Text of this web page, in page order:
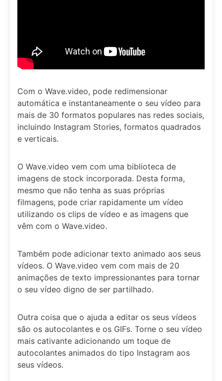
Com o Wave.video, pode redimensionar
automática e instantaneamente o seu vídeo para
mais de 30 formatos populares nas redes sociais,
incluindo Instagram Stories, formatos quadrados
e verticais.
O Wave.video vem com uma biblioteca de
imagens de stock incorporada. Desta forma,
mesmo que não tenha as suas próprias
filmagens, pode criar rapidamente um vídeo
utilizando os clips de vídeo e as imagens que
vêm com o Wave.video.
Também pode adicionar texto animado aos seus
vídeos. O Wave.video vem com mais de 20
animações de texto impressionantes para tornar
o seu vídeo digno de ser partilhado.
Outra coisa que o ajuda a editar os seus vídeos
são os autocolantes e os GIFs. Torne o seu vídeo
mais cativante adicionando um toque de
autocolantes animados do tipo Instagram aos
seus vídeos.